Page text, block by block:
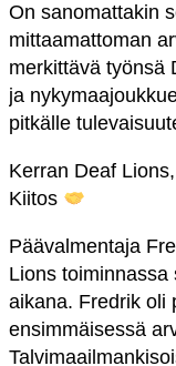
On sanomattakin
mittaamattoman
merkittävä työnsä
ja
pitkälle
Kerran Deaf
Kiitos
Päävalmentaja
Lions toiminnassa
aikana. Fredrik oli
ensimmäisessä